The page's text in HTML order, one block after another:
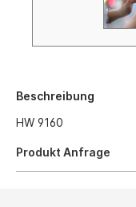
Beschreibung
HW 9160
Produkt Anfrage